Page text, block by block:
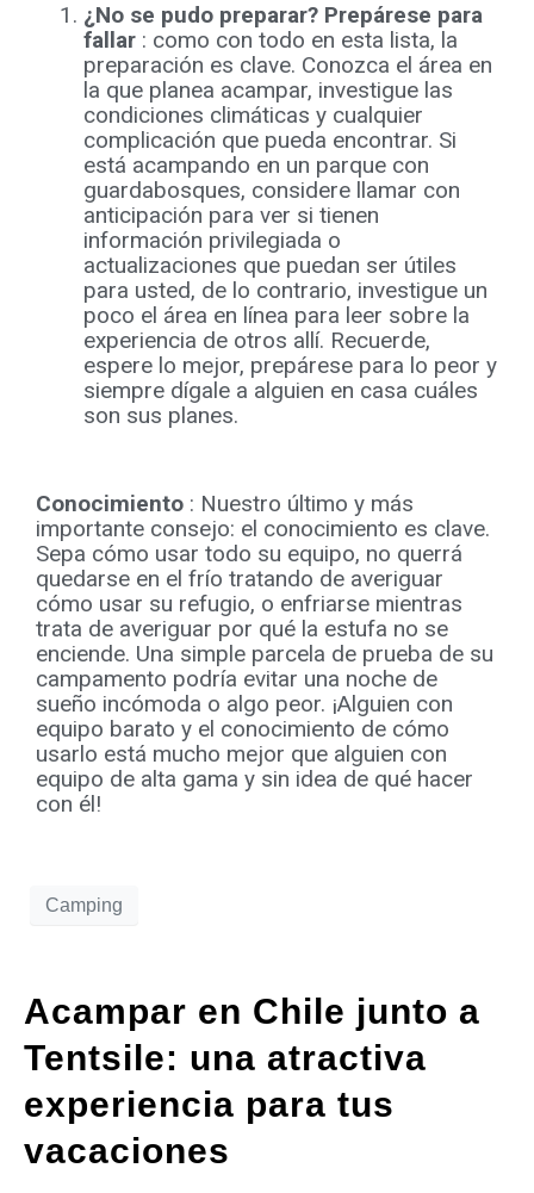
¿No se pudo preparar? Prepárese para
fallar : como con todo en esta lista, la
preparación es clave. Conozca el área en
la que planea acampar, investigue las
condiciones climáticas y cualquier
complicación que pueda encontrar. Si
está acampando en un parque con
guardabosques, considere llamar con
anticipación para ver si tienen
información privilegiada o
actualizaciones que puedan ser útiles
para usted, de lo contrario, investigue un
poco el área en línea para leer sobre la
experiencia de otros allí. Recuerde,
espere lo mejor, prepárese para lo peor y
siempre dígale a alguien en casa cuáles
son sus planes.
Conocimiento : Nuestro último y más
importante consejo: el conocimiento es clave.
Sepa cómo usar todo su equipo, no querrá
quedarse en el frío tratando de averiguar
cómo usar su refugio, o enfriarse mientras
trata de averiguar por qué la estufa no se
enciende. Una simple parcela de prueba de su
campamento podría evitar una noche de
sueño incómoda o algo peor. ¡Alguien con
equipo barato y el conocimiento de cómo
usarlo está mucho mejor que alguien con
equipo de alta gama y sin idea de qué hacer
con él!
Camping
Acampar en Chile junto a
Tentsile: una atractiva
experiencia para tus
vacaciones